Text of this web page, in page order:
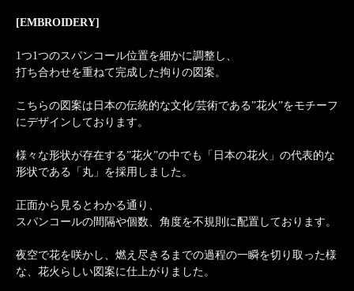
[EMBROIDERY]
1つ1つのスパンコール位置を細かに調整し、
打ち合わせを重ねて完成した拘りの図案。
こちらの図案は日本の伝統的な文化/芸術である”花火”をモチーフ
にデザインしております。
様々な形状が存在する”花火”の中でも「日本の花火」の代表的な
形状である「丸」を採用しました。
正面から見るとわかる通り、
スパンコールの間隔や個数、角度を不規則に配置しております。
夜空で花を咲かし、燃え尽きるまでの過程の一瞬を切り取った様
な、花火らしい図案に仕上がりました。